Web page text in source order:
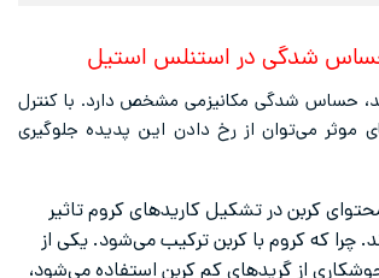
شدگی در استنلس استیل
حساس شدگی مکانیزمی مشخص دارد. با کنترل
موثر می‌توان از رخ دادن این پدیده جلوگیری
کربن در تشکیل کاریدهای کروم تاثیر
چرا که کروم با کربن ترکیب می‌شود. یکی از